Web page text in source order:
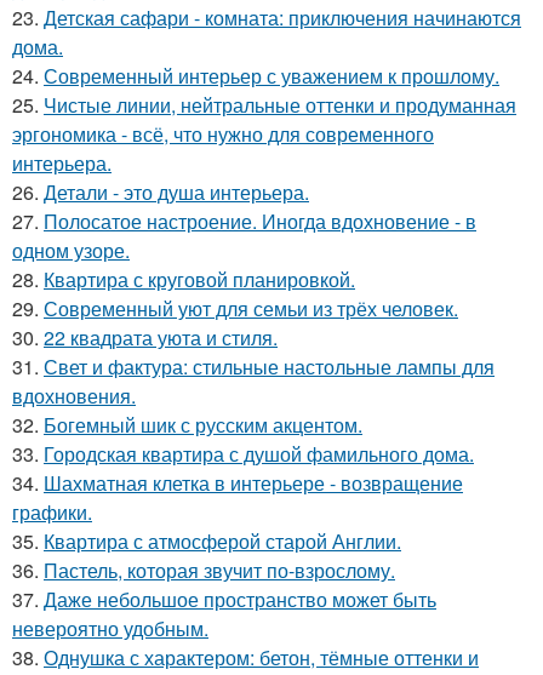
23. Детская сафари - комната: приключения начинаются
дома.
24. Современный интерьер с уважением к прошлому.
25. Чистые линии, нейтральные оттенки и продуманная
эргономика - всё, что нужно для современного
интерьера.
26. Детали - это душа интерьера.
27. Полосатое настроение. Иногда вдохновение - в
одном узоре.
28. Квартира с круговой планировкой.
29. Современный уют для семьи из трёх человек.
30. 22 квадрата уюта и стиля.
31. Свет и фактура: стильные настольные лампы для
вдохновения.
32. Богемный шик с русским акцентом.
33. Городская квартира с душой фамильного дома.
34. Шахматная клетка в интерьере - возвращение
графики.
35. Квартира с атмосферой старой Англии.
36. Пастель, которая звучит по-взрослому.
37. Даже небольшое пространство может быть
невероятно удобным.
38. Однушка с характером: бетон, тёмные оттенки и